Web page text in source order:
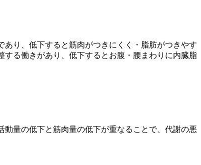
り、低下すると筋肉がつきにくく・脂肪がつきやす
する働きがあり、低下するとお腹・腰まわりに内臓脂
動量の低下と筋肉量の低下が重なることで、代謝の悪